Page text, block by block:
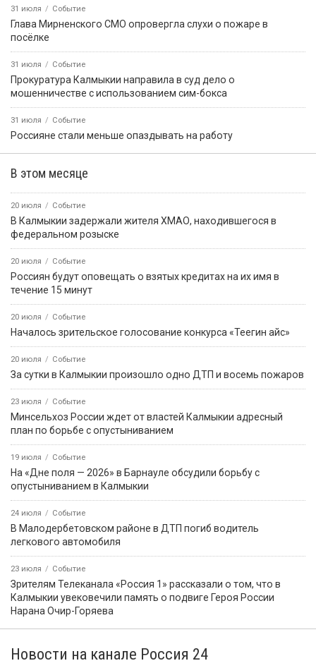
31 июля Событие
Глава Мирненского СМО опровергла слухи о пожаре в
посёлке
31 июля Событие
Прокуратура Калмыкии направила в суд дело о
мошенничестве с использованием сим-бокса
31 июля Событие
Россияне стали меньше опаздывать на работу
В этом месяце
20 июля Событие
В Калмыкии задержали жителя ХМАО, находившегося в
федеральном розыске
20 июля Событие
Россиян будут оповещать о взятых кредитах на их имя в
течение 15 минут
20 июля Событие
Началось зрительское голосование конкурса «Теегин айс»
20 июля Событие
За сутки в Калмыкии произошло одно ДТП и восемь пожаров
23 июля Событие
Минсельхоз России ждет от властей Калмыкии адресный
план по борьбе с опустыниванием
19 июля Событие
На «Дне поля — 2026» в Барнауле обсудили борьбу с
опустыниванием в Калмыкии
24 июля Событие
В Малодербетовском районе в ДТП погиб водитель
легкового автомобиля
23 июля Событие
Зрителям Телеканала «Россия 1» рассказали о том, что в
Калмыкии увековечили память о подвиге Героя России
Нарана Очир-Горяева
Новости на канале Россия 24